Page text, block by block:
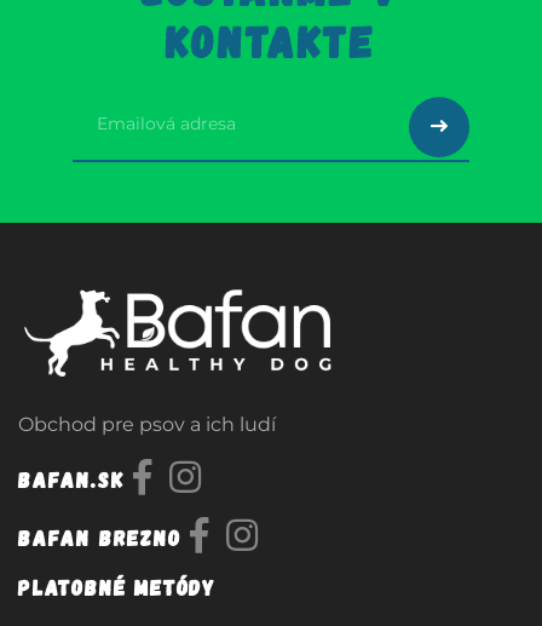
KONTAKTE
Obchod pre psov a ich ludí
Bafan.sk
Bafan Brezno
Platobné metódy